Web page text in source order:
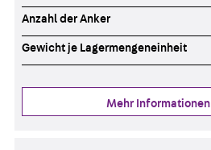
Anzahl der Anker
Gewicht je Lagermengeneinheit
Mehr Informationen